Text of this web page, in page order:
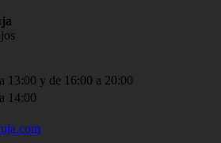
13:00 y de 16:00 a 20:00
14:00